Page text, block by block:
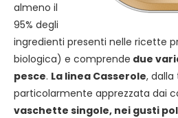
almeno il
95% degli
ingredienti presenti nelle ricette
biologica) e comprende due
pesce. La linea Casserole, dalla
particolarmente apprezzata dai
vaschette singole, nei gusti